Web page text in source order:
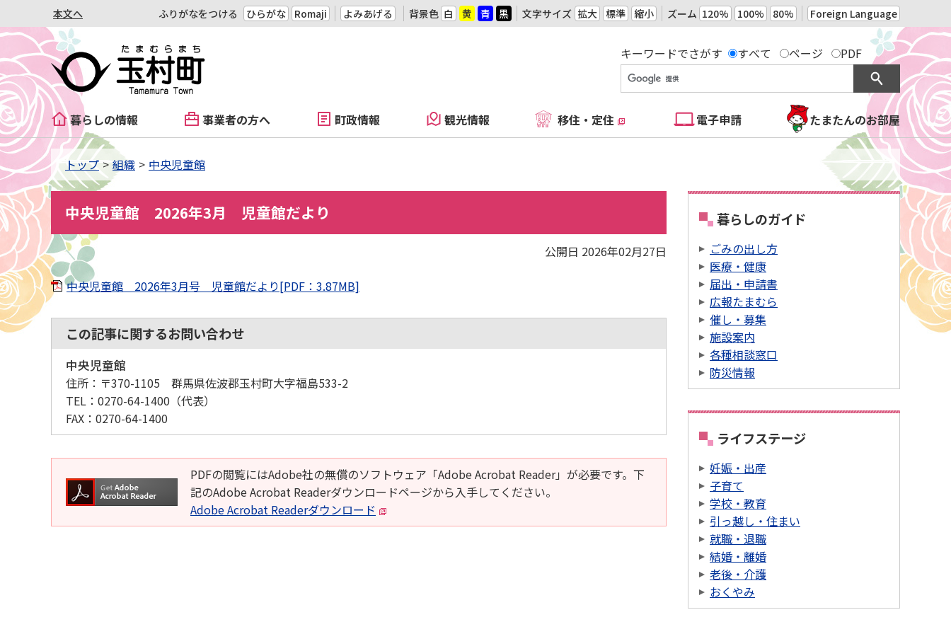
本文へ ふりがなをつける ひらがな Romaji よみあげる 背景色 白 黄 青 黒 文字サイズ 拡大 標準 縮小 ズーム 120% 100% 80% Foreign Language
キーワードでさがす すべて ページ PDF
暮らしの情報 事業者の方へ 町政情報 観光情報 移住・定住 電子申請 たまたんのお部屋
トップ 組織 中央児童館
中央児童館 2026年3月 児童館だより
公開日 2026年02月27日
中央児童館 2026年3月号 児童館だより[PDF：3.87MB]
この記事に関するお問い合わせ
中央児童館
住所： 〒370-1105 群馬県佐波郡玉村町大字福島533-2
TEL： 0270-64-1400 （代表）
FAX： 0270-64-1400
PDFの閲覧にはAdobe社の無償のソフトウェア「Adobe Acrobat Reader」が必要です。下
記のAdobe Acrobat Readerダウンロードページから入手してください。
Adobe Acrobat Readerダウンロード
暮らしのガイド
ごみの出し方
医療・健康
届出・申請書
広報たまむら
催し・募集
施設案内
各種相談窓口
防災情報
ライフステージ
妊娠・出産
子育て
学校・教育
引っ越し・住まい
就職・退職
結婚・離婚
老後・介護
おくやみ